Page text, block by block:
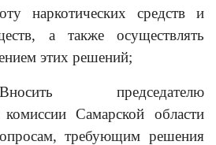
наркотических средств и
а также осуществлять
этих решений;
председателю
комиссии Самарской области
требующим решения